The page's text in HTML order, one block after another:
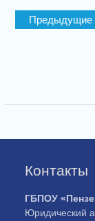
Навигация
по
Предыдущие
Контакты
ГБПОУ
Юридический